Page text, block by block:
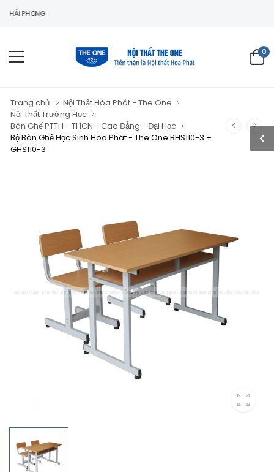
0
Trang chủ
Nội Thất Hòa Phát - The One
Nội Thất Trường Học
Bàn Ghế PTTH - THCN - Cao Đẳng - Đại Học
Bộ Bàn Ghế Học Sinh Hòa Phát - The One BHS110-3 +
GHS110-3